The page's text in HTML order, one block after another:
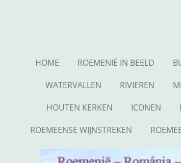
HOME ROEMENIË IN BEELD
WATERVALLEN
RIVIEREN
HOUTEN KERKEN
ICONEN
ROEMEENSE WIJNSTREKEN